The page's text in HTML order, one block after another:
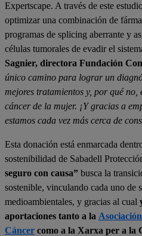
Expertscape. A través de este
optimizar una combinación de
programas de splicing aberrante y
células tumorales de evadir el
Sagnier, directora Fundación
único camino para lograr un
mejores tratamientos y, por qué
cáncer de la mujer. ¡Y gracias a
estamos cada vez más cerca de
Esta donación está enmarcada
sostenibilidad de Sabadell
seguro con causa” busca la
sostenible, vinculando cada uno de
medioambientales, y gracias al cual
aportaciones tanto a la
Cáncer como a la Xarxa per a la